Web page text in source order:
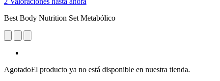
Best Body Nutrition Set Metabólico
AgotadoEl producto ya no está disponible en nuestra tienda.